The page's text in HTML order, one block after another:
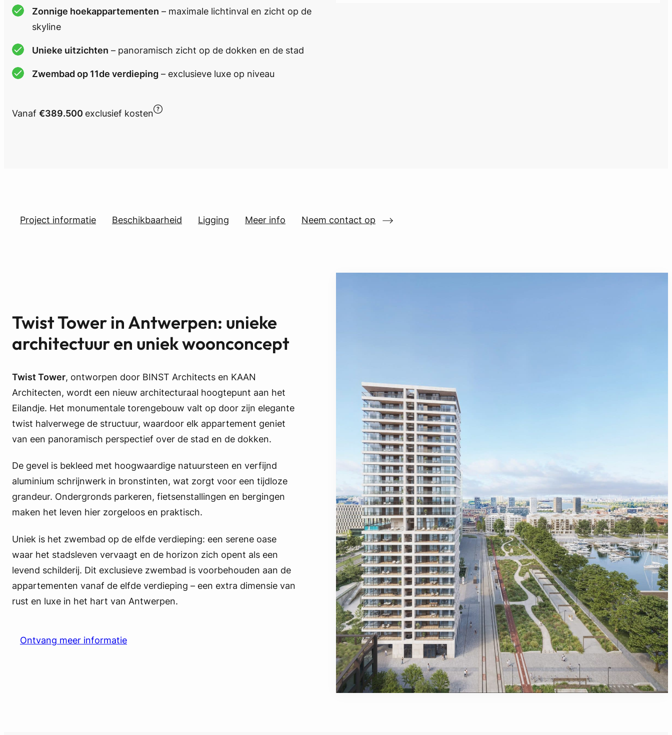
Zonnige hoekappartementen – maximale lichtinval en zicht op de
skyline
Unieke uitzichten – panoramisch zicht op de dokken en de stad
Zwembad op 11de verdieping – exclusieve luxe op niveau
Vanaf €389.500 exclusief kosten
Project informatie Beschikbaarheid Ligging Meer info Neem contact op
Twist Tower in Antwerpen: unieke
architectuur en uniek woonconcept
Twist Tower, ontworpen door BINST Architects en KAAN
Architecten, wordt een nieuw architecturaal hoogtepunt aan het
Eilandje. Het monumentale torengebouw valt op door zijn elegante
twist halverwege de structuur, waardoor elk appartement geniet
van een panoramisch perspectief over de stad en de dokken.
De gevel is bekleed met hoogwaardige natuursteen en verfijnd
aluminium schrijnwerk in bronstinten, wat zorgt voor een tijdloze
grandeur. Ondergronds parkeren, fietsenstallingen en bergingen
maken het leven hier zorgeloos en praktisch.
Uniek is het zwembad op de elfde verdieping: een serene oase
waar het stadsleven vervaagt en de horizon zich opent als een
levend schilderij. Dit exclusieve zwembad is voorbehouden aan de
appartementen vanaf de elfde verdieping – een extra dimensie van
rust en luxe in het hart van Antwerpen.
Ontvang meer informatie